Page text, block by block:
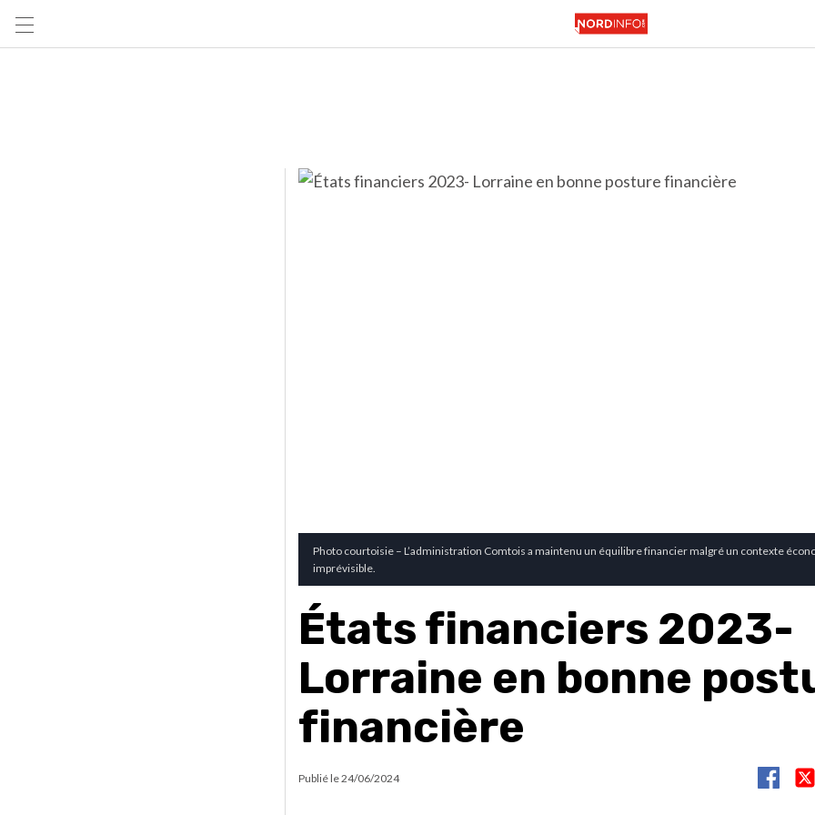
Photo courtoisie – L’administration Comtois a maintenu un équilibre financier malgré un contexte
imprévisible.
États financiers 2023-
Lorraine en bonne
financière
Publié le24/06/2024